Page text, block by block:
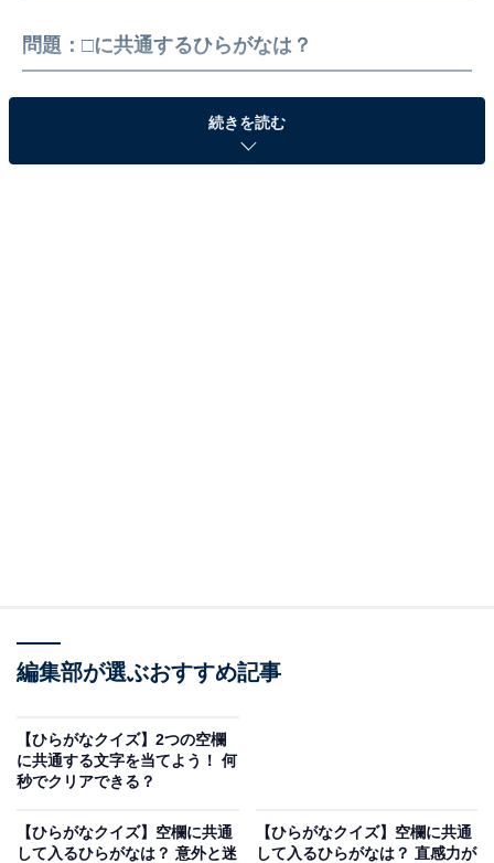
問題：□に共通するひらがなは？
よく見ることを思い浮かべてみてください。
次ページ 正解を見る
続きを読む
編集部が選ぶおすすめ記事
【ひらがなクイズ】2つの空欄
に共通する文字を当てよう！ 何
秒でクリアできる？
【ひらがなクイズ】空欄に共通
して入るひらがなは？ 意外と迷
【ひらがなクイズ】空欄に共通
して入るひらがなは？ 直感力が